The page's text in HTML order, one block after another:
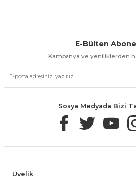
Kolay İade & Değişim
Güvenli Paketleme Taksit / Havale İle
E-Bülten
Kampanya ve yeniliklerden
Sosya Medyada Bizi
Üyelik